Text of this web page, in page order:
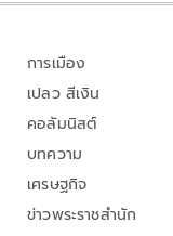
การเมือง
เปลว สีเงิน
คอลัมนิสต์
บทความ
เศรษฐกิจ
ข่าวพระราชสำนัก